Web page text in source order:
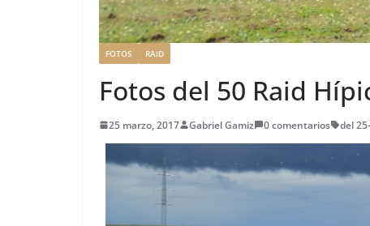
FOTOS RAID
Fotos del 50 Raid
25 marzo, 2017 Gabriel Gamiz 0 comentarios del